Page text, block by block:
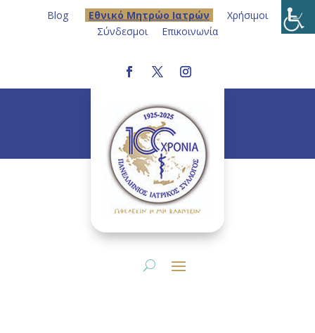
Blog Eθνικό Μητρώο Ιατρών
Χρήσιμοι
Σύνδεσμοι
Επικοινωνία